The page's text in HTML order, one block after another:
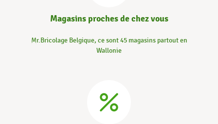
Magasins proches de chez vous
Mr.Bricolage Belgique, ce sont 45 magasins partout en
Wallonie